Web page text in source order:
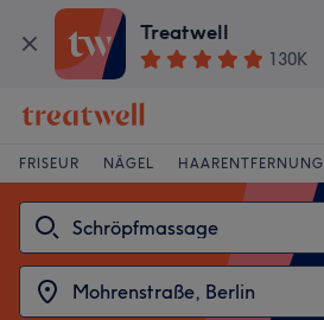
Treatwell
130K
FRISEUR NÄGEL HAARENTFERNUNG